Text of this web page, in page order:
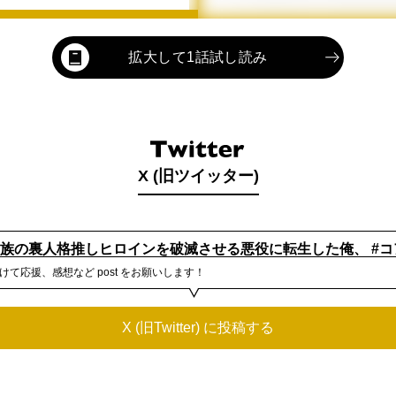
拡大して1話試し読み
X (旧ツイッター)
の裏人格推しヒロインを破滅させる悪役に転生した俺、 #
て応援、感想など post をお願いします！
X (旧Twitter) に投稿する